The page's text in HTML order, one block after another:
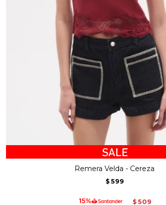
Remera Velda - Cereza
$ 599
$ 509